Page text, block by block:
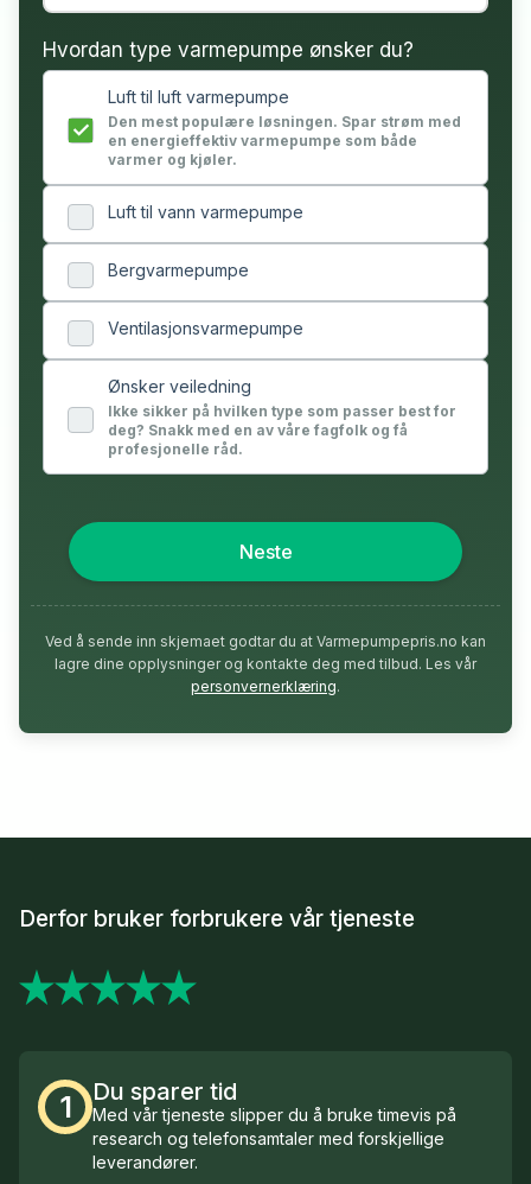
Hvordan type varmepumpe ønsker du?
Luft til luft varmepumpe
Den mest populære løsningen. Spar strøm med
en energieffektiv varmepumpe som både
varmer og kjøler.
Luft til vann varmepumpe
Bergvarmepumpe
Ventilasjonsvarmepumpe
Ønsker veiledning
Ikke sikker på hvilken type som passer best for
deg? Snakk med en av våre fagfolk og få
profesjonelle råd.
Neste
Ved å sende inn skjemaet godtar du at Varmepumpepris.no kan
lagre dine opplysninger og kontakte deg med tilbud. Les vår
personvernerklæring.
Derfor bruker forbrukere vår tjeneste
1 Du sparer tid
Med vår tjeneste slipper du å bruke timevis på
research og telefonsamtaler med forskjellige
leverandører.